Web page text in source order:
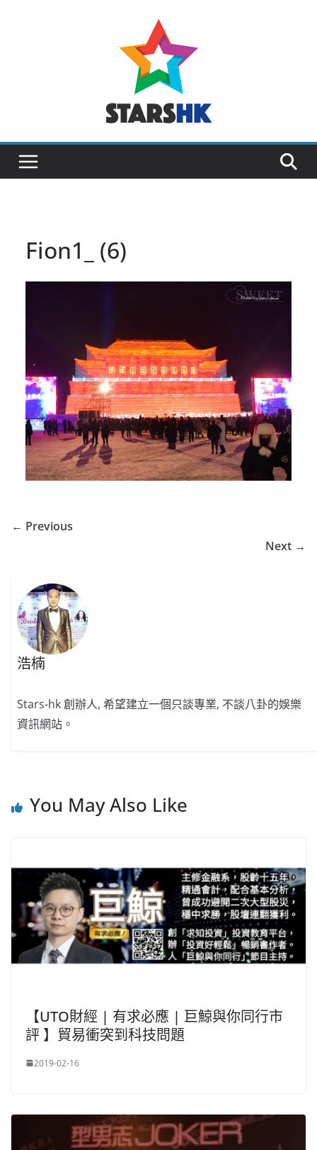
Fion1_ (6)
← Previous
Next →
浩楠
Stars-hk 創辦人, 希望建立一個只談專業, 不談八卦的娛樂
資訊網站。
You May Also Like
【UTO財經 | 有求必應 | 巨鯨與你同行市
評 】貿易衝突到科技問題
2019-02-16